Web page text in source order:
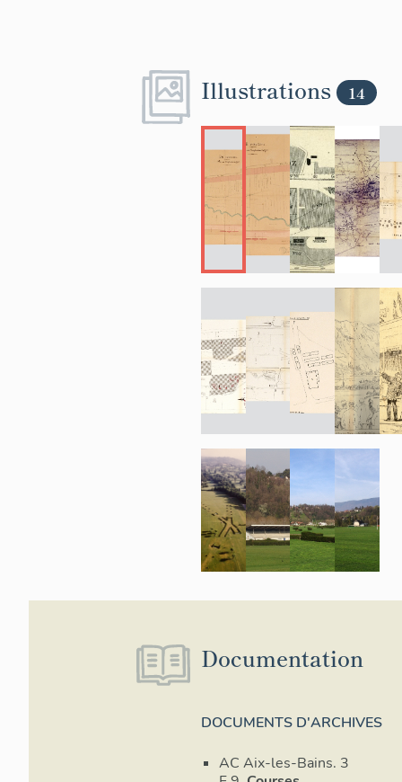
Illustrations 14
Documentation
DOCUMENTS D'ARCHIVES
AC Aix-les-Bains. 3